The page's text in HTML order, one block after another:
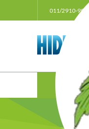
011/2910-999